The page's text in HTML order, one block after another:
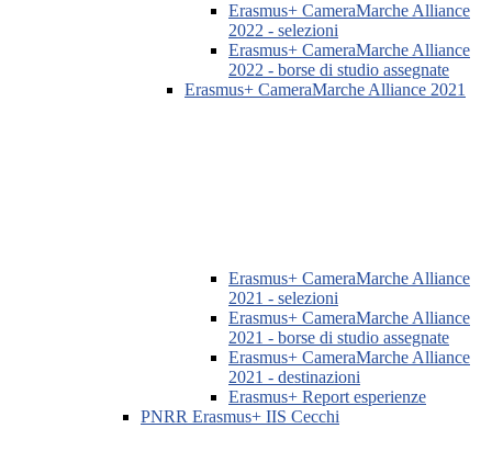
Erasmus+ CameraMarche Alliance
2022 - selezioni
Erasmus+ CameraMarche Alliance
2022 - borse di studio assegnate
Erasmus+ CameraMarche Alliance 2021
Erasmus+ CameraMarche Alliance
2021 - selezioni
Erasmus+ CameraMarche Alliance
2021 - borse di studio assegnate
Erasmus+ CameraMarche Alliance
2021 - destinazioni
Erasmus+ Report esperienze
PNRR Erasmus+ IIS Cecchi